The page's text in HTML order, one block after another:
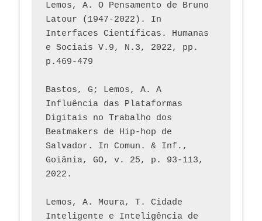
Lemos, A. O Pensamento de Bruno
Latour (1947-2022). In
Interfaces Científicas. Humanas
e Sociais V.9, N.3, 2022, pp.
p.469-479
Bastos, G; Lemos, A. A
Influência das Plataformas
Digitais no Trabalho dos
Beatmakers de Hip-hop de
Salvador. In Comun. & Inf.,
Goiânia, GO, v. 25, p. 93-113,
2022.
Lemos, A. Moura, T. Cidade
Inteligente e Inteligência de